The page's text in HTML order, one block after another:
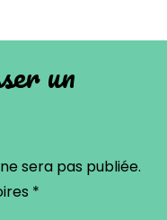
un
sera pas publiée.
*